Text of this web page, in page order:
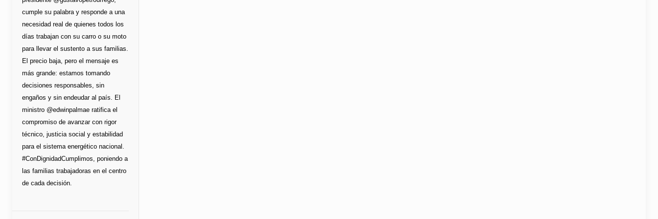
cumple su palabra y responde a una
necesidad real de quienes todos los
días trabajan con su carro o su moto
para llevar el sustento a sus familias.
El precio baja, pero el mensaje es
más grande: estamos tomando
decisiones responsables, sin
engaños y sin endeudar al país. El
ministro @edwinpalmae ratifica el
compromiso de avanzar con rigor
técnico, justicia social y estabilidad
para el sistema energético nacional.
#ConDignidadCumplimos, poniendo a
las familias trabajadoras en el centro
de cada decisión.